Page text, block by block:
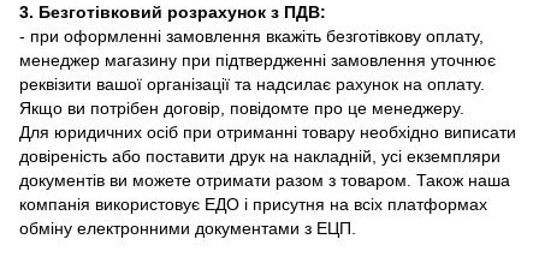
3. Безготівковий розрахунок з ПДВ:
- при оформленні замовлення вкажіть безготівкову оплату,
менеджер магазину при підтвердженні замовлення уточнює
реквізити вашої організації та надсилає рахунок на оплату.
Якщо ви потрібен договір, повідомте про це менеджеру.
Для юридичних осіб при отриманні товару необхідно виписати
довіреність або поставити друк на накладній, усі екземпляри
документів ви можете отримати разом з товаром. Також наша
компанія використовує ЕДО і присутня на всіх платформах
обміну електронними документами з ЕЦП.